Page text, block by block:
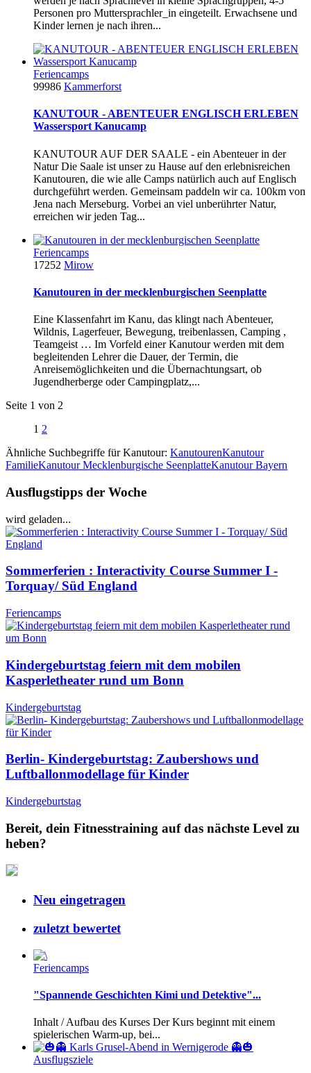
Personen pro Muttersprachler_in eingeteilt. Erwachsene und
Kinder lernen je nach ihren...
Feriencamps
99986 Kammerforst
KANUTOUR - ABENTEUER ENGLISCH ERLEBEN
Wassersport Kanucamp
KANUTOUR AUF DER SAALE - ein Abenteuer in der
Natur Die Saale ist unser zu Hause auf den erlebnisreichen
Kanutouren, die wie alle Camps natürlich auch auf Englisch
durchgeführt werden. Gemeinsam paddeln wir ca. 100km von
Jena nach Merseburg. Vorbei an viel unberührter Natur,
erreichen wir jeden Tag...
Feriencamps
17252 Mirow
Kanutouren in der mecklenburgischen Seenplatte
Eine Klassenfahrt im Kanu, das klingt nach Abenteuer,
Wildnis, Lagerfeuer, Bewegung, treibenlassen, Camping ,
Teamgeist … Im Vorfeld einer Kanutour werden mit dem
begleitenden Lehrer die Dauer, der Termin, die
Anreisemöglichkeiten und die Übernachtungsart, ob
Jugendherberge oder Campingplatz,...
Seite 1 von 2
1 2
Ähnliche Suchbegriffe für Kanutour: KanutourenKanutour
FamilieKanutour Mecklenburgische SeenplatteKanutour Bayern
Ausflugstipps der Woche
wird geladen...
Sommerferien : Interactivity Course Summer I -
Torquay/ Süd England
Feriencamps
Kindergeburtstag feiern mit dem mobilen
Kasperletheater rund um Bonn
Kindergeburtstag
Berlin- Kindergeburtstag: Zaubershows und
Luftballonmodellage für Kinder
Kindergeburtstag
Bereit, dein Fitnesstraining auf das nächste Level zu
heben?
Neu eingetragen
zuletzt bewertet
Feriencamps
"Spannende Geschichten Kimi und Detektive"...
Inhalt / Aufbau des Kurses Der Kurs beginnt mit einem
spielerischen Warm-up, bei...
Ausflugsziele